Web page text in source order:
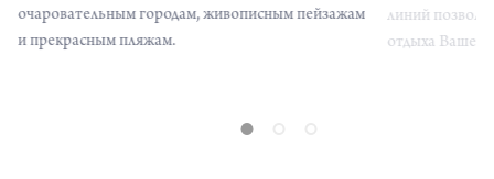
очаровательным городам, живописным пейзажам
и прекрасным пляжам.
линий
отдыха Вашей